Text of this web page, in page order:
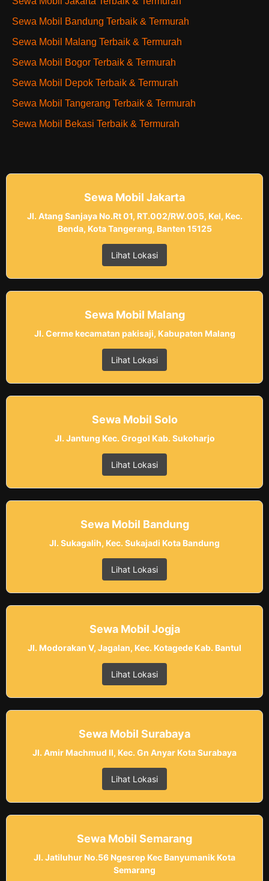
Sewa Mobil Bandung Terbaik & Termurah
Sewa Mobil Malang Terbaik & Termurah
Sewa Mobil Bogor Terbaik & Termurah
Sewa Mobil Depok Terbaik & Termurah
Sewa Mobil Tangerang Terbaik & Termurah
Sewa Mobil Bekasi Terbaik & Termurah
Sewa Mobil Jakarta
Jl. Atang Sanjaya No.Rt 01, RT.002/RW.005, Kel, Kec.
Benda, Kota Tangerang, Banten 15125
Lihat Lokasi
Sewa Mobil Malang
Jl. Cerme kecamatan pakisaji, Kabupaten Malang
Lihat Lokasi
Sewa Mobil Solo
Jl. Jantung Kec. Grogol Kab. Sukoharjo
Lihat Lokasi
Sewa Mobil Bandung
Jl. Sukagalih, Kec. Sukajadi Kota Bandung
Lihat Lokasi
Sewa Mobil Jogja
Jl. Modorakan V, Jagalan, Kec. Kotagede Kab. Bantul
Lihat Lokasi
Sewa Mobil Surabaya
Jl. Amir Machmud II, Kec. Gn Anyar Kota Surabaya
Lihat Lokasi
Sewa Mobil Semarang
Jl. Jatiluhur No.56 Ngesrep Kec Banyumanik Kota
Semarang